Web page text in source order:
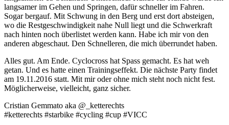
langsamer im Gehen und Springen, dafür schneller im Fahren.
Sogar bergauf. Mit Schwung in den Berg und erst dort absteigen,
wo die Restgeschwindigkeit nahe Null liegt und die Schwerkraft
nach hinten noch überlistet werden kann. Habe ich mir von den
anderen abgeschaut. Den Schnelleren, die mich überrundet haben.
Alles gut. Am Ende. Cyclocross hat Spass gemacht. Es hat weh
getan. Und es hatte einen Trainingseffekt. Die nächste Party findet
am 19.11.2016 statt. Mit mir oder ohne mich steht noch nicht fest.
Möglicherweise, vielleicht, ganz sicher.
Cristian Gemmato aka @_ketterechts
#ketterechts #starbike #cycling #cup #VICC